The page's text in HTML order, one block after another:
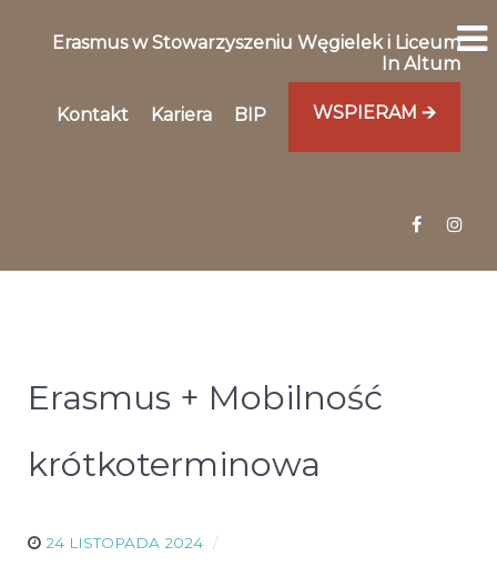
Erasmus w Stowarzyszeniu Węgielek i Liceum
In Altum
Kontakt Kariera BIP WSPIERAM 🡪
Erasmus + Mobilność
krótkoterminowa
24 LISTOPADA 2024